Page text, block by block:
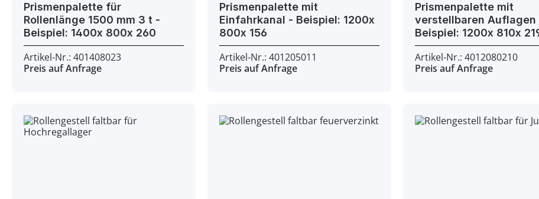
Prismenpalette für
Rollenlänge 1500 mm 3 t -
Beispiel: 1400x 800x 260
Artikel-Nr.: 401408023
Preis auf Anfrage
Prismenpalette mit
Einfahrkanal - Beispiel: 1200x
800x 156
Artikel-Nr.: 401205011
Preis auf Anfrage
Prismenpalette mit
verstellbaren Auflagen -
Beispiel: 1200x
Artikel-Nr.: 4012080210
Preis auf Anfrage